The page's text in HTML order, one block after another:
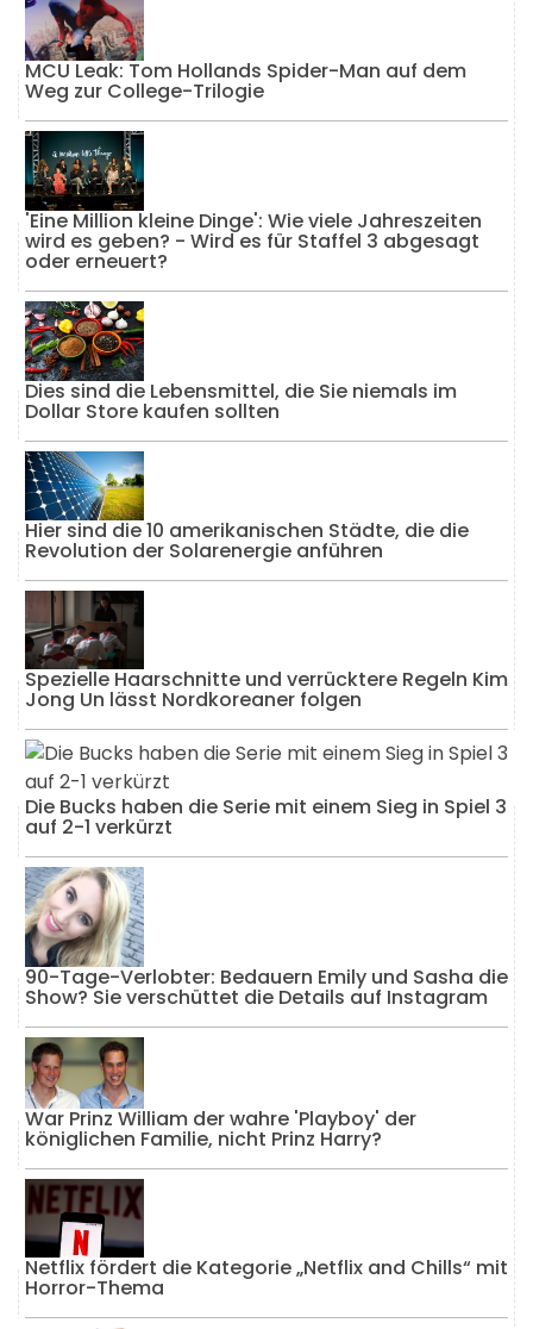
MCU Leak: Tom Hollands Spider-Man auf dem
Weg zur College-Trilogie
'Eine Million kleine Dinge': Wie viele Jahreszeiten
wird es geben? - Wird es für Staffel 3 abgesagt
oder erneuert?
Dies sind die Lebensmittel, die Sie niemals im
Dollar Store kaufen sollten
Hier sind die 10 amerikanischen Städte, die die
Revolution der Solarenergie anführen
Spezielle Haarschnitte und verrücktere Regeln Kim
Jong Un lässt Nordkoreaner folgen
Die Bucks haben die Serie mit einem Sieg in Spiel 3
auf 2-1 verkürzt
90-Tage-Verlobter: Bedauern Emily und Sasha die
Show? Sie verschüttet die Details auf Instagram
War Prinz William der wahre 'Playboy' der
königlichen Familie, nicht Prinz Harry?
Netflix fördert die Kategorie „Netflix and Chills“ mit
Horror-Thema